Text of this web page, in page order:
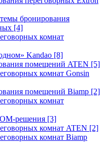
бронирования
[4]
комнат
Kandao [8]
помещений ATEN [5]
комнат Gonsin
помещений Biamp [2]
комнат
решения [3]
комнат ATEN [2]
комнат Biamp